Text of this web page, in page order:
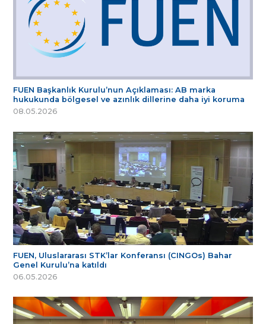
FUEN Başkanlık Kurulu’nun Açıklaması: AB marka
hukukunda bölgesel ve azınlık dillerine daha iyi koruma
08.05.2026
FUEN, Uluslararası STK’lar Konferansı (CINGOs) Bahar
Genel Kurulu’na katıldı
06.05.2026